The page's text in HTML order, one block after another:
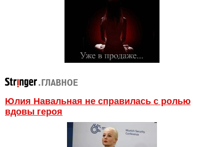
Юлия Навальная не справилась с ролью
вдовы героя